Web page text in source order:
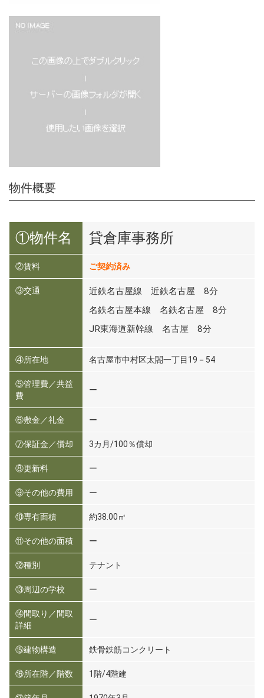
物件概要
①物件名 貸倉庫事務所
②賃料 ご契約済み
③交通
近鉄名古屋線 近鉄名古屋 8分
名鉄名古屋本線 名鉄名古屋 8分
JR東海道新幹線 名古屋 8分
④所在地 名古屋市中村区太閤一丁目19－54
⑤管理費／共益
費
ー
⑥敷金／礼金 ー
⑦保証金／償却 3カ月/100％償却
⑧更新料 ー
⑨その他の費用 ー
⑩専有面積 約38.00㎡
⑪その他の面積 ー
⑫種別 テナント
⑬周辺の学校 ー
⑭間取り／間取
詳細
ー
⑮建物構造 鉄骨鉄筋コンクリート
⑯所在階／階数 1階/4階建